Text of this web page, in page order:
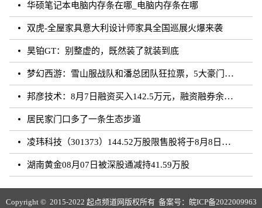
华硕笔记本电脑内存条在哪_电脑内存条在哪
双虎-全屋家具意大利设计师家具全国巡展火爆来袭
昊铂GT：别整虚的，既然装了就装到底
梦幻西游：雪山服战队和潘总团队狂拉票，5大豪门带花果山打服战
邦彦技术：8月7日融资买入142.5万元，融资融券余额5198.17万元
居民家门口多了一条生态步道
凌玮科技（301373）144.52万股限售股将于8月8日解禁上市，占总股本1.33%
湖南黄金08月07日被深股通减持41.59万股
Copyright © 2015-2022 起点频道网版权所有 备案号： 皖ICP备2022009963